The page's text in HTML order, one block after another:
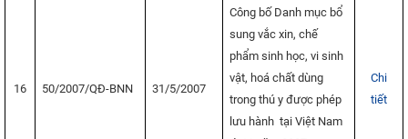
16 50/2007/QĐ-BNN 31/5/2007
Công bố Danh mục bổ
sung vắc xin, chế
phẩm sinh học, vi sinh
vật, hoá chất dùng
trong thú y được phép
lưu hành tại Việt Nam
Chi
tiết